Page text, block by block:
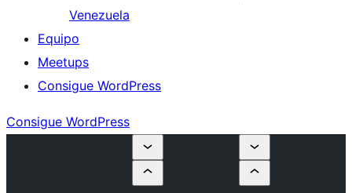
Venezuela
Equipo
Meetups
Consigue WordPress
Consigue WordPress